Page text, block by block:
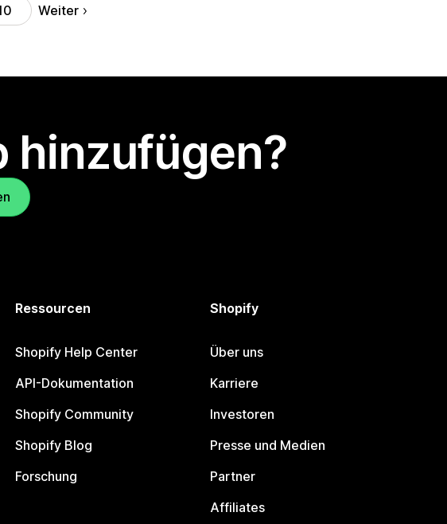
Weiter
hinzufügen?
Ressourcen
Shopify Help Center
API-Dokumentation
Shopify Community
Shopify Blog
Forschung
Shopify
Über uns
Karriere
Investoren
Presse und Medien
Partner
Affiliates